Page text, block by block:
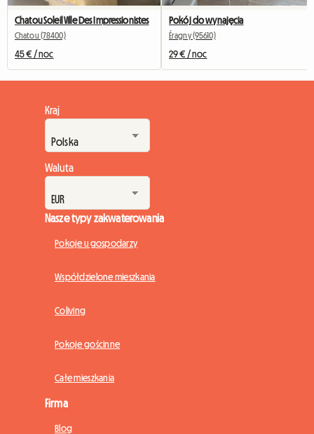
Chatou Soleil Ville Des Impressionistes
Chatou (78400)
45 € / noc
Pokój do wynajęcia
Éragny (95610)
29 € / noc
Kraj
Waluta
Nasze typy zakwaterowania
Pokoje u gospodarzy
Współdzielone mieszkania
Coliving
Pokoje gościnne
Całe mieszkania
Firma
Blog